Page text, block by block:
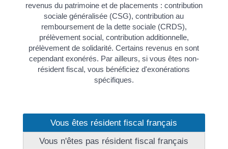
revenus du patrimoine et de placements : contribution
sociale généralisée (CSG), contribution au
remboursement de la dette sociale (CRDS),
prélèvement social, contribution additionnelle,
prélèvement de solidarité. Certains revenus en sont
cependant exonérés. Par ailleurs, si vous êtes non-
résident fiscal, vous bénéficiez d'exonérations
spécifiques.
Vous êtes résident fiscal français
Vous n'êtes pas résident fiscal français